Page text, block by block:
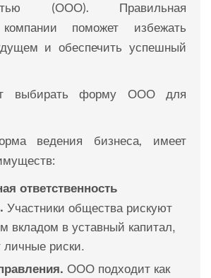
(ООО). Правильная
компании поможет избежать
и обеспечить успешный
выбирать форму ООО для
ведения бизнеса, имеет
ответственность
Участники общества рискуют
вкладом в уставный капитал,
личные риски.
ООО подходит как